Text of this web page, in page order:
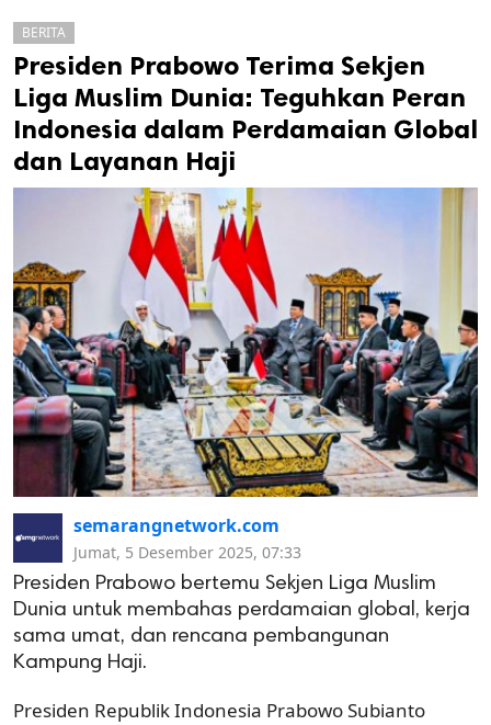
cipta.
BERITA
Presiden Prabowo Terima Sekjen
Liga Muslim Dunia: Teguhkan Peran
Indonesia dalam Perdamaian Global
dan Layanan Haji
semarangnetwork.com
Jumat, 5 Desember 2025, 07:33
Presiden Prabowo bertemu Sekjen Liga Muslim
Dunia untuk membahas perdamaian global, kerja
sama umat, dan rencana pembangunan
Kampung Haji.
Presiden Republik Indonesia Prabowo Subianto